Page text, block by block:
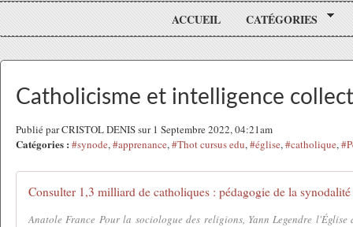
ACCUEIL CATÉGORIES
Catholicisme et intelligence
Publié par CRISTOL DENIS sur 1 Septembre 2022, 04:21am
Catégories : #synode,#apprenance,#Thot cursus edu,#église,#catholique,
Consulter 1,3 milliard de catholiques : pédagogie de la synodalité
Anatole France Pour la sociologue des religions, Yann Legendre